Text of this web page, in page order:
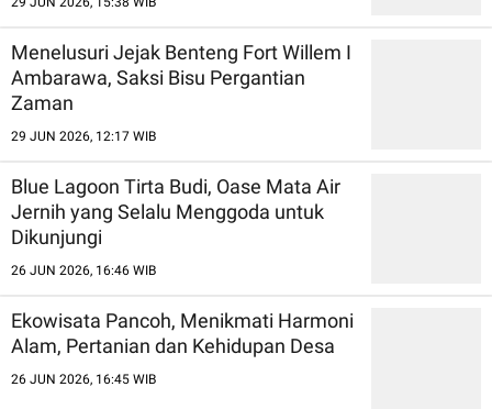
Menelusuri Jejak Benteng Fort Willem I
Ambarawa, Saksi Bisu Pergantian
Zaman
29 JUN 2026, 12:17 WIB
Blue Lagoon Tirta Budi, Oase Mata Air
Jernih yang Selalu Menggoda untuk
Dikunjungi
26 JUN 2026, 16:46 WIB
Ekowisata Pancoh, Menikmati Harmoni
Alam, Pertanian dan Kehidupan Desa
26 JUN 2026, 16:45 WIB